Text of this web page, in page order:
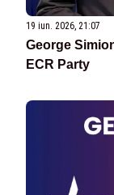
19 iun. 2026, 21:07
George
ECR Party